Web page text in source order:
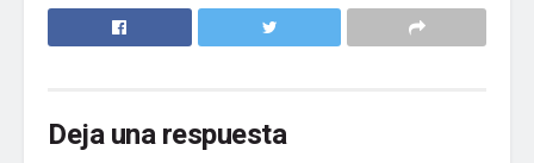
Deja una respuesta